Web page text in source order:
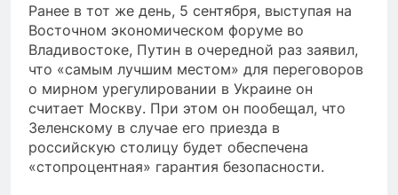
Ранее в тот же день, 5 сентября, выступая на
Восточном экономическом форуме во
Владивостоке, Путин в очередной раз заявил,
что «самым лучшим местом» для переговоров
о мирном урегулировании в Украине он
считает Москву. При этом он пообещал, что
Зеленскому в случае его приезда в
российскую столицу будет обеспечена
«стопроцентная» гарантия безопасности.